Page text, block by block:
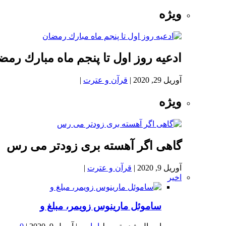
ویژه
ادعيه روز اول تا پنجم ماه مبارك
آوریل 29, 2020 | قرآن و عترت |
ویژه
گاهی اگر آهسته بری زودتر می رس
آوریل 9, 2020 | قرآن و عترت |
اخیر
ساموئل مارینوس زویمر، مبلغ و